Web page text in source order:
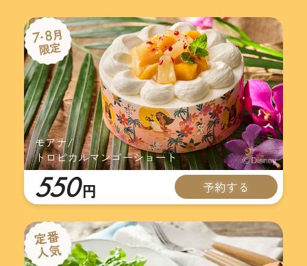
モアナ/
トロピカルマンゴーショート
550 円 予約する